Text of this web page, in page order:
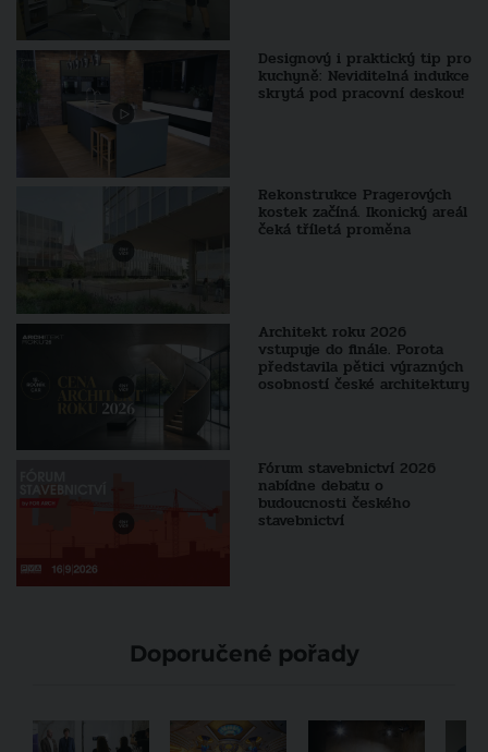
Designový i praktický tip pro
kuchyně: Neviditelná indukce
skrytá pod pracovní deskou!
Rekonstrukce Pragerových
kostek začíná. Ikonický areál
čeká tříletá proměna
Architekt roku 2026
vstupuje do finále. Porota
představila pětici výrazných
osobností české architektury
Fórum stavebnictví 2026
nabídne debatu o
budoucnosti českého
stavebnictví
Doporučené pořady